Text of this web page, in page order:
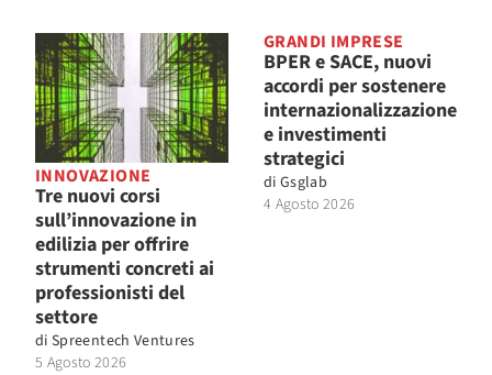
INNOVAZIONE
Tre nuovi corsi
sull’innovazione in
edilizia per offrire
strumenti concreti ai
professionisti del
settore
di Spreentech Ventures
5 Agosto 2026
GRANDI IMPRESE
BPER e SACE, nuovi
accordi per sostenere
internazionalizzazione
e investimenti
strategici
di Gsglab
4 Agosto 2026